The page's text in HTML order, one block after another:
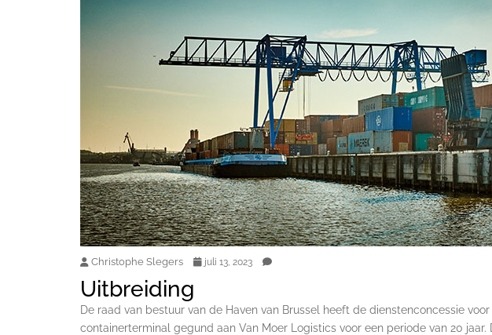
Christophe Slegers juli 13, 2023
Uitbreiding
De raad van bestuur van de Haven van Brussel heeft de dienstenconcessie
containerterminal gegund aan Van Moer Logistics voor een periode van 20